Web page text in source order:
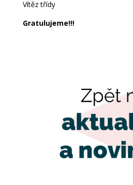
Vítěz třídy
Gratulujeme!!!